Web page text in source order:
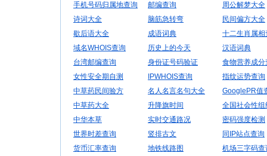
手机号码归属地查询 邮编查询
周公解梦大全
诗词大全
脑筋急转弯
民间偏方大全
歇后语大全
成语词典
十二生肖属相
域名WHOIS查询
历史上的今天
汉语词典
台湾邮编查询
身份证号码验证
食物营养成分
女性安全期自测
IPWHOIS查询
指纹运势查询
中草药民间验方
名人名言名句大全
GooglePR值
中草药大全
升降旗时间
全国社会性组
中华本草
实时交通路况
密码强度检测
世界时差查询
竖排古文
同IP站点查询
货币汇率查询
地铁线路图
机场三字码查